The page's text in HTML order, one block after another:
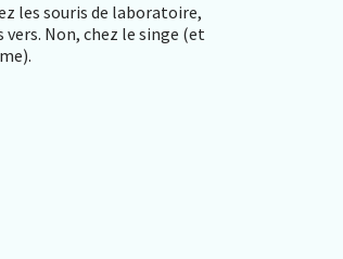
les souris de laboratoire,
Non, chez le singe (et